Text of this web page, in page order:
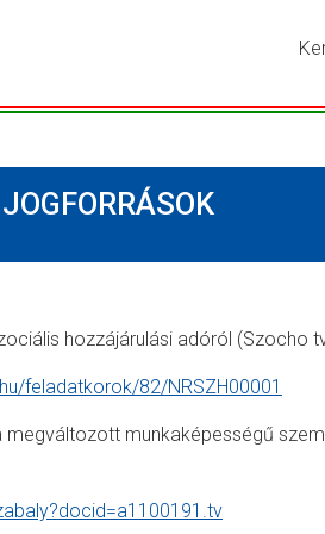
Írja
a
hozzájárulási adóról (Szocho
feladatkorok/82/NRSZH00001
megváltozott munkaképességű